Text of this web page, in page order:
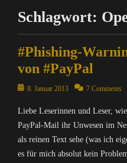
Schlagwort:
#Phishing-
von #PayPal
Posted8. Januar 2013 7 Comments
Liebe Leserinnen und Leser,
PayPal-Mail ihr Unwesen im
als reinen Text sehe (was ich
es für mich absolut kein